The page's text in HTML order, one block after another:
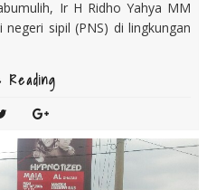
Ir H Ridho Yahya MM
sipil (PNS) di lingkungan
Reading